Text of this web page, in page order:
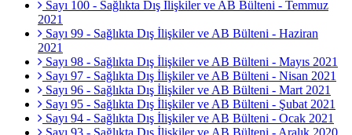
Sayı 100 - Sağlıkta Dış İlişkiler ve AB Bülteni - Temmuz
2021
Sayı 99 - Sağlıkta Dış İlişkiler ve AB Bülteni - Haziran
2021
Sayı 98 - Sağlıkta Dış İlişkiler ve AB Bülteni - Mayıs 2021
Sayı 97 - Sağlıkta Dış İlişkiler ve AB Bülteni - Nisan 2021
Sayı 96 - Sağlıkta Dış İlişkiler ve AB Bülteni - Mart 2021
Sayı 95 - Sağlıkta Dış İlişkiler ve AB Bülteni - Şubat 2021
Sayı 94 - Sağlıkta Dış İlişkiler ve AB Bülteni - Ocak 2021
Sayı 93 - Sağlıkta Dış İlişkiler ve AB Bülteni - Aralık 2020